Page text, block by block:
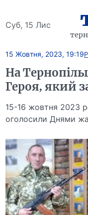
Суб, 15 Лис
15 Жовтня, 2023, 19:19
На
Героя, який
15-16 жовтня 2023
оголосили Днями